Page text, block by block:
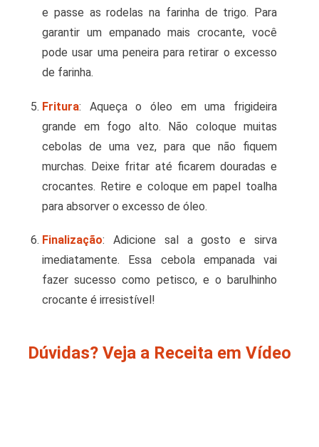
e passe as rodelas na farinha de trigo. Para
garantir um empanado mais crocante, você
pode usar uma peneira para retirar o excesso
de farinha.
Fritura: Aqueça o óleo em uma frigideira
grande em fogo alto. Não coloque muitas
cebolas de uma vez, para que não fiquem
murchas. Deixe fritar até ficarem douradas e
crocantes. Retire e coloque em papel toalha
para absorver o excesso de óleo.
Finalização: Adicione sal a gosto e sirva
imediatamente. Essa cebola empanada vai
fazer sucesso como petisco, e o barulhinho
crocante é irresistível!
Dúvidas? Veja a Receita em Vídeo